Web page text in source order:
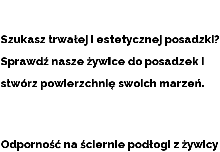
Szukasz trwałej i estetycznej posadzki?
Sprawdź nasze żywice do posadzek i
stwórz powierzchnię swoich marzeń.
Odporność na ściernie podłogi z żywicy